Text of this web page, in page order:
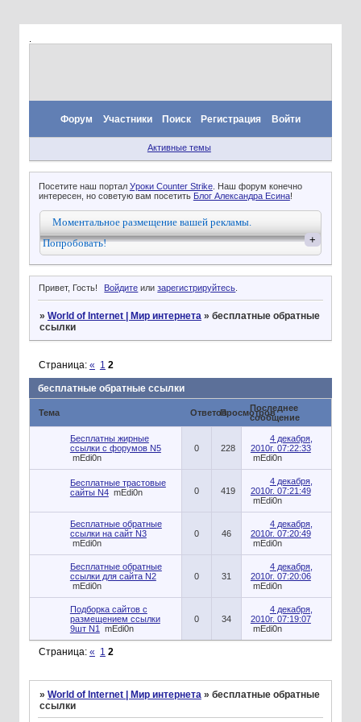
Форум Участники Поиск Регистрация Войти
Активные темы
Посетите наш портал Уроки Counter Strike. Наш форум конечно
интересен, но советую вам посетить Блог Александра Есина!
Моментальное размещение вашей рекламы.
Попробовать!
+
Привет, Гость! Войдите илизарегистрируйтесь.
» World of Internet | Мир интернета » бесплатные обратные
ссылки
бесплатные обратные ссылки
Страница: « 1 2
Тема ОтветовПросмотровПоследнее
сообщение
Бесплатны жирные
ссылки с форумов N5
mEdi0n
0 228
4 декабря,
2010г. 07:22:33
mEdi0n
Бесплатные трастовые
сайты N4 mEdi0n 0 419
4 декабря,
2010г. 07:21:49
mEdi0n
Бесплатные обратные
ссылки на сайт N3
mEdi0n
0 46
4 декабря,
2010г. 07:20:49
mEdi0n
Бесплатные обратные
ссылки для сайта N2
mEdi0n
0 31
4 декабря,
2010г. 07:20:06
mEdi0n
Подборка сайтов с
размещением ссылки
9шт N1
mEdi0n
0 34
4 декабря,
2010г. 07:19:07
mEdi0n
Страница: « 1 2
» World of Internet | Мир интернета » бесплатные обратные
ссылки